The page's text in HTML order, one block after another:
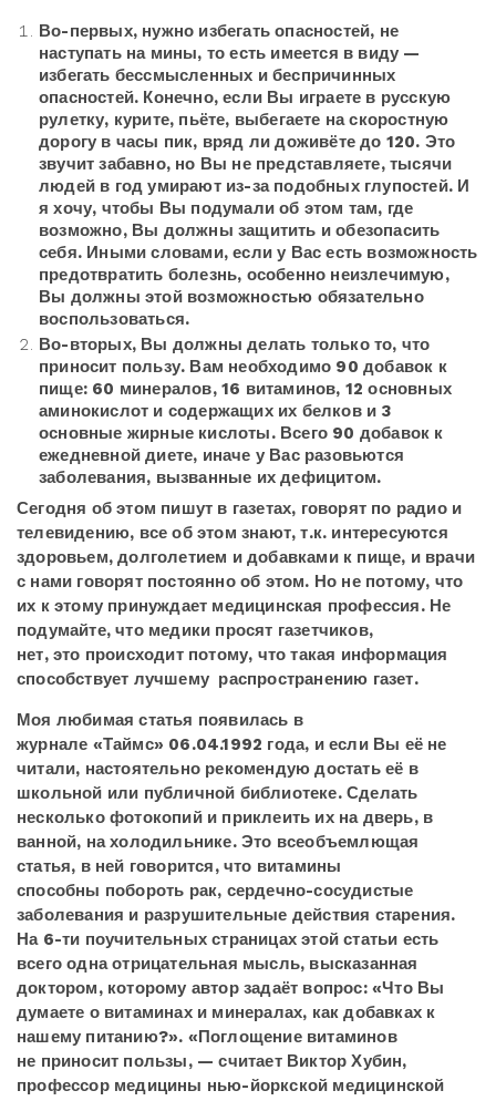
Во-первых, нужно избегать опасностей, не
наступать на мины, то есть имеется в виду —
избегать бессмысленных и беспричинных
опасностей. Конечно, если Вы играете в русскую
рулетку, курите, пьёте, выбегаете на скоростную
дорогу в часы пик, вряд ли доживёте до 120. Это
звучит забавно, но Вы не представляете, тысячи
людей в год умирают из-за подобных глупостей. И
я хочу, чтобы Вы подумали об этом там, где
возможно, Вы должны защитить и обезопасить
себя. Иными словами, если у Вас есть возможность
предотвратить болезнь, особенно неизлечимую,
Вы должны этой возможностью обязательно
воспользоваться.
Во-вторых, Вы должны делать только то, что
приносит пользу. Вам необходимо 90 добавок к
пище: 60 минералов, 16 витаминов, 12 основных
аминокислот и содержащих их белков и 3
основные жирные кислоты. Всего 90 добавок к
ежедневной диете, иначе у Вас разовьются
заболевания, вызванные их дефицитом.
Сегодня об этом пишут в газетах, говорят по радио и
телевидению, все об этом знают, т.к. интересуются
здоровьем, долголетием и добавками к пище, и врачи
с нами говорят постоянно об этом. Но не потому, что
их к этому принуждает медицинская профессия. Не
подумайте, что медики просят газетчиков,
нет, это происходит потому, что такая информация
способствует лучшему распространению газет.
Моя любимая статья появилась в
журнале «Таймс» 06.04.1992 года, и если Вы её не
читали, настоятельно рекомендую достать её в
школьной или публичной библиотеке. Сделать
несколько фотокопий и приклеить их на дверь, в
ванной, на холодильнике. Это всеобъемлющая
статья, в ней говорится, что витамины
способны побороть рак, сердечно-сосудистые
заболевания и разрушительные действия старения.
На 6-ти поучительных страницах этой статьи есть
всего одна отрицательная мысль, высказанная
доктором, которому автор задаёт вопрос: «Что Вы
думаете о витаминах и минералах, как добавках к
нашему питанию?». «Поглощение витаминов
не приносит пользы, — считает Виктор Хубин,
профессор медицины нью-йоркской медицинской